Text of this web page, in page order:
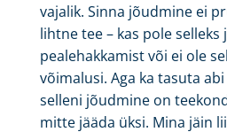
vajalik. Sinna jõudmine ei
lihtne tee – kas pole selleks
pealehakkamist või ei ole
võimalusi. Aga ka tasuta
selleni jõudmine on
mitte jääda üksi. Mina jäin